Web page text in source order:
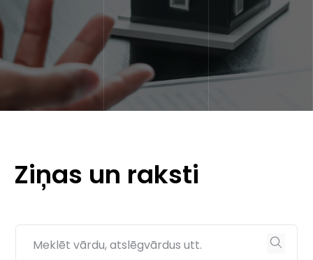
Ziņas un raksti